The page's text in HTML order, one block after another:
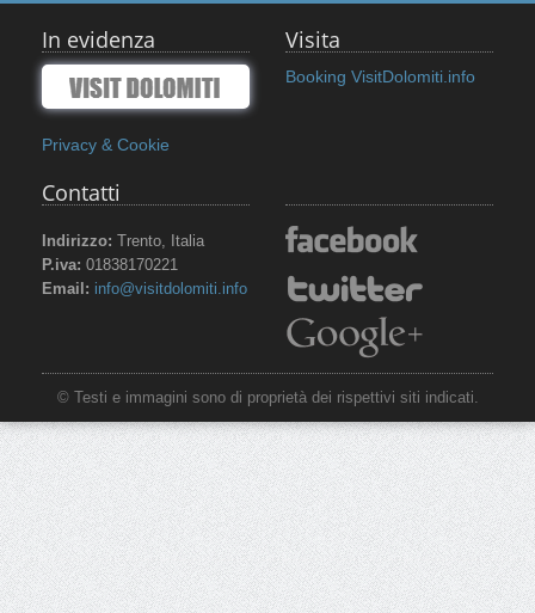
In evidenza
Privacy & Cookie
Visita
Booking VisitDolomiti.info
Contatti
Indirizzo: Trento, Italia
P.iva: 01838170221
Email: info@visitdolomiti.info
© Testi e immagini sono di proprietà dei rispettivi siti indicati.